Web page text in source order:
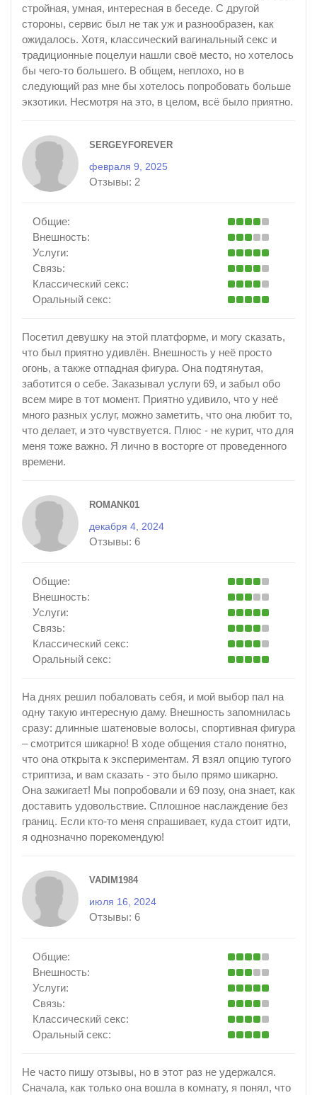
стройная, умная, интересная в беседе. С другой
стороны, сервис был не так уж и разнообразен, как
ожидалось. Хотя, классический вагинальный секс и
традиционные поцелуи нашли своё место, но хотелось
бы чего-то большего. В общем, неплохо, но в
следующий раз мне бы хотелось попробовать больше
экзотики. Несмотря на это, в целом, всё было приятно.
SERGEYFOREVER
февраля 9, 2025
Отзывы: 2
Общие:
Внешность:
Услуги:
Связь:
Классический секс:
Оральный секс:
Посетил девушку на этой платформе, и могу сказать,
что был приятно удивлён. Внешность у неё просто
огонь, а также отпадная фигура. Она подтянутая,
заботится о себе. Заказывал услуги 69, и забыл обо
всем мире в тот момент. Приятно удивило, что у неё
много разных услуг, можно заметить, что она любит то,
что делает, и это чувствуется. Плюс - не курит, что для
меня тоже важно. Я лично в восторге от проведенного
времени.
ROMANK01
декабря 4, 2024
Отзывы: 6
Общие:
Внешность:
Услуги:
Связь:
Классический секс:
Оральный секс:
На днях решил побаловать себя, и мой выбор пал на
одну такую интересную даму. Внешность запомнилась
сразу: длинные шатеновые волосы, спортивная фигура
– смотрится шикарно! В ходе общения стало понятно,
что она открыта к экспериментам. Я взял опцию тугого
стриптиза, и вам сказать - это было прямо шикарно.
Она зажигает! Мы попробовали и 69 позу, она знает, как
доставить удовольствие. Сплошное наслаждение без
границ. Если кто-то меня спрашивает, куда стоит идти,
я однозначно порекомендую!
VADIM1984
июля 16, 2024
Отзывы: 6
Общие:
Внешность:
Услуги:
Связь:
Классический секс:
Оральный секс:
Не часто пишу отзывы, но в этот раз не удержался.
Сначала, как только она вошла в комнату, я понял, что